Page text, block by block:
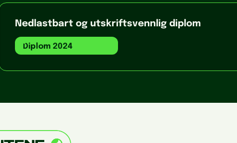
Nedlastbart og utskriftsvennlig diplom
Diplom 2024